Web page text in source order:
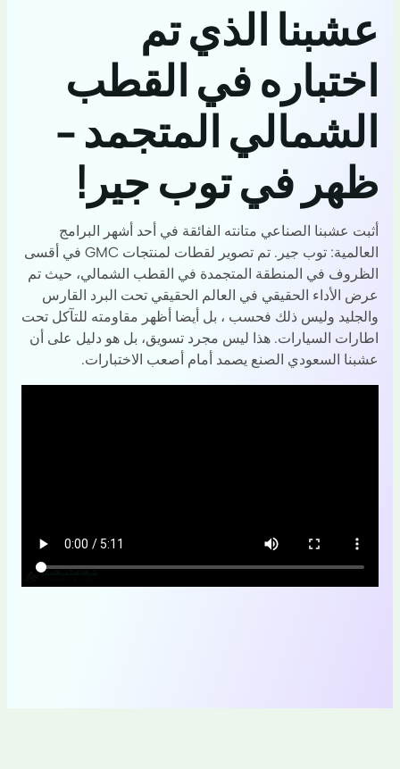
عشبنا الذي تم
اختباره في القطب
الشمالي المتجمد -
ظهر في توب جير!
أثبت عشبنا الصناعي متانته الفائقة في أحد أشهر البرامج
العالمية: توب جير. تم تصوير لقطات لمنتجات GMC في أقسى
الظروف في المنطقة المتجمدة في القطب الشمالي، حيث تم
عرض الأداء الحقيقي في العالم الحقيقي تحت البرد القارس
والجليد وليس ذلك فحسب ، بل أيضا أظهر مقاومته للتآكل تحت
اطارات السيارات. هذا ليس مجرد تسويق، بل هو دليل على أن
عشبنا السعودي الصنع يصمد أمام أصعب الاختبارات.